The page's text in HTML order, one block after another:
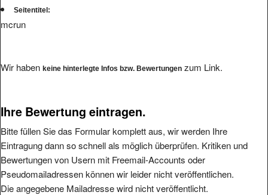
Seitentitel:
mcrun
Wir haben keine hinterlegte Infos bzw. Bewertungen zum Link.
Ihre Bewertung eintragen.
Bitte füllen Sie das Formular komplett aus, wir werden Ihre
Eintragung dann so schnell als möglich überprüfen. Kritiken und
Bewertungen von Usern mit Freemail-Accounts oder
Pseudomailadressen können wir leider nicht veröffentlichen.
Die angegebene Mailadresse wird nicht veröffentlicht.